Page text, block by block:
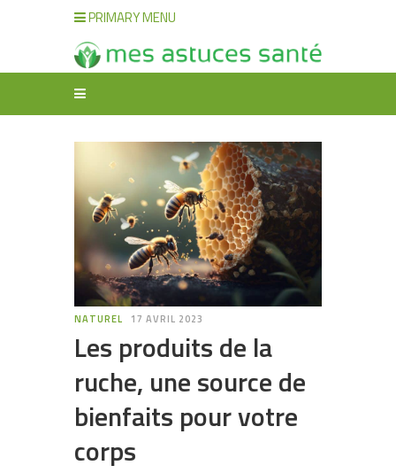
PRIMARY MENU
NATUREL 17 AVRIL 2023
Les produits de la
ruche, une source de
bienfaits pour votre
corps